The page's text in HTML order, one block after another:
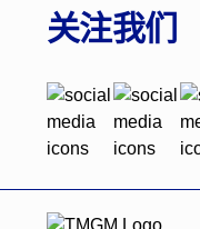
关注我们